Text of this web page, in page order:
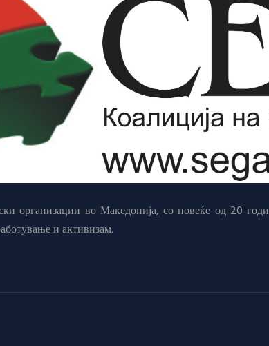
организации во Македонија, со повеќе од 20
и активизам.